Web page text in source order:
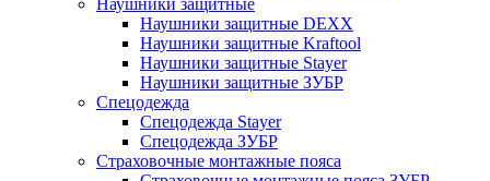
Наушники защитные
Наушники защитные DEXX
Наушники защитные Kraftool
Наушники защитные Stayer
Наушники защитные ЗУБР
Спецодежда
Спецодежда Stayer
Спецодежда ЗУБР
Страховочные монтажные пояса